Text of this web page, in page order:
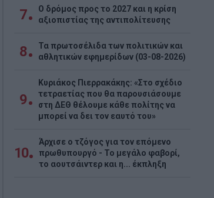
7
Ο δρόμος προς το 2027 και η κρίση
αξιοπιστίας της αντιπολίτευσης
8
Τα πρωτοσέλιδα των πολιτικών και
αθλητικών εφημερίδων (03-08-2026)
9
Κυριάκος Πιερρακάκης: «Στο σχέδιο
τετραετίας που θα παρουσιάσουμε
στη ΔΕΘ θέλουμε κάθε πολίτης να
μπορεί να δει τον εαυτό του»
10
Άρχισε ο τζόγος για τον επόμενο
πρωθυπουργό - Το μεγάλο φαβορί,
το αουτσάιντερ και η... έκπληξη